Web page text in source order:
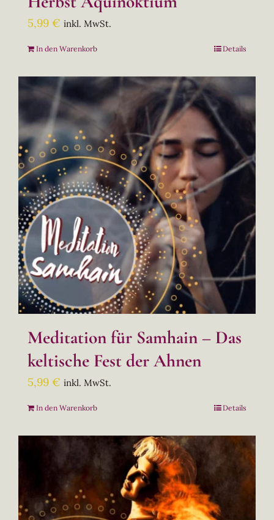
5,99 € inkl. MwSt.
In den Warenkorb Details
Meditation für Samhain – Das
keltische Fest der Ahnen
5,99 € inkl. MwSt.
In den Warenkorb Details